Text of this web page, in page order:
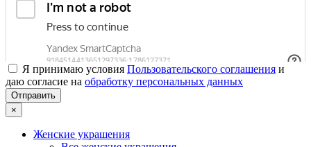
Я принимаю условия Пользовательского соглашения и
даю согласие на обработку персональных данных
×
Женские украшения